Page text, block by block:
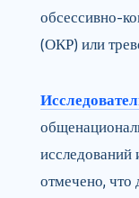
обсессивно-
(ОКР) или
исследований
отмечено, что